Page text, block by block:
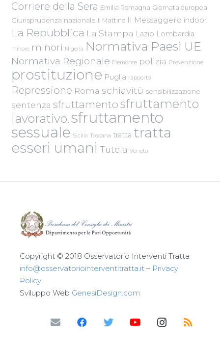
Corriere della Sera Emilia Romagna Giornata europea
Giurisprudenza nazionale Il Mattino Il Messaggero indoor
La Repubblica La Stampa Lazio Lombardia
minore minori Nigeria Normativa Paesi UE
Normativa Regionale Piemonte polizia Prevenzione
prostituzione Puglia rapporto
Repressione Roma schiavitù sensibilizzazione
sentenza sfruttamento sfruttamento
lavorativo.sfruttamento
sessuale Sicilia Toscana tratta tratta
esseri umani Tutela Veneto
Copyright © 2018 Osservatorio Interventi Tratta
info@osservatoriointerventitratta.it – Privacy
Policy
Sviluppo Web GenesiDesign.com